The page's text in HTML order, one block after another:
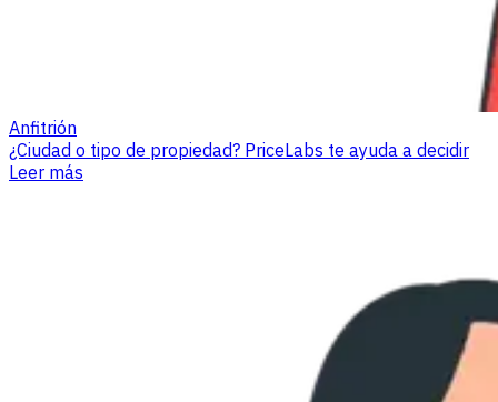
Anfitrión
¿Ciudad o tipo de propiedad? PriceLabs te ayuda a decidir
Leer más